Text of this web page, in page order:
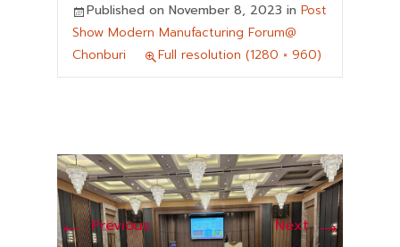
Published on November 8, 2023 in Post
Show Modern Manufacturing Forum@
Chonburi
Full resolution (1280 × 960)
←Previous Next→